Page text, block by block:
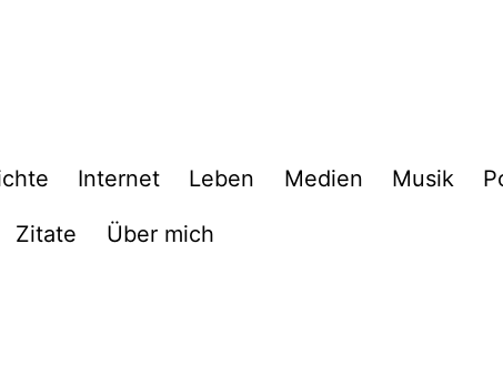
Internet Leben Medien Musik
Zitate Über mich